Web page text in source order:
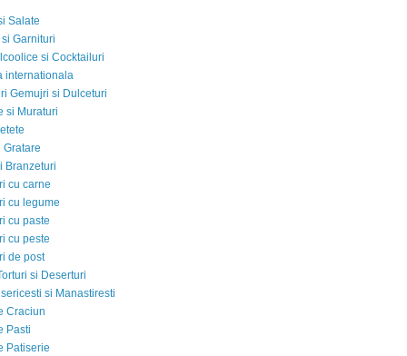
Salate
Garnituri
si Cocktailuri
internationala
Gemujri si Dulceturi
si Muraturi
Gratare
Branzeturi
cu carne
cu legume
cu paste
cu peste
de post
si Deserturi
si Manastiresti
Craciun
Pasti
Patiserie